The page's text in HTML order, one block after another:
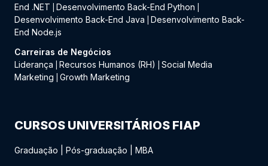
End .NET
Desenvolvimento Back-End Python
Desenvolvimento Back-End Java
Desenvolvimento Back-
End Node.js
Carreiras de Negócios
Liderança
Recursos Humanos (RH)
Social Media
Marketing
Growth Marketing
CURSOS UNIVERSITÁRIOS FIAP
Graduação Pós-graduação MBA